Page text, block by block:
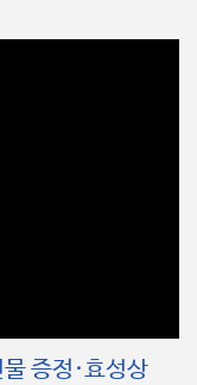
증정·효성상